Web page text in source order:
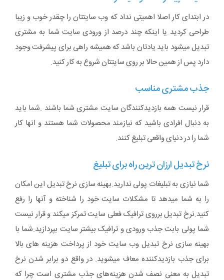
در ابتدای کار اصلا اهمیتی نداد که وب سایتتان را چقدر خوب و زیبا
طراحی کردید یا اینکه چند درصد از ورودی سایت شما به مشتری
تبدیل میشود باید یادتان باشد که همیشه راهی برای پیشرفت وجود
دارد پس از همین حالا بر روی سایتتان شروع به کار کنید.
جذب مشتری مناسب
قرار نیست همه بازدیدکنندگان سایت مشتری شما باشند .شما باید
به دنبال افرادی باشید که نیازمند محصولات شما هستند و انها کار
شما را در دنیای واقعی تبلیغ کنند.
نرخ تبدیل ارزان ترین راه برای تبلیغ
شما نیازی به تبلیغات پولی ندارید.بهینه سازی نرخ تبدیل این امکان
را به شما میدهد تا مشکلات سایت خود را شناخته و آنها را رفع
کنید.نرخ تبدیل برروی ترافیک فعلی سایت تمرکز میکند و قرار نیست
شما پولی بابت جذب ورودی و ترافیک بیشتر سایت بپردازید.شما با
بهینه سازی نرخ تبدیل وب سایت خود از پرداخت هزینه های بالا
برای جذب بازدیدکننده معاف میشوید. در واقع دو برابر شدن نرخ
تبدیل به معنی نصف شدن هزینه‌های جذب مشتری است چرا که